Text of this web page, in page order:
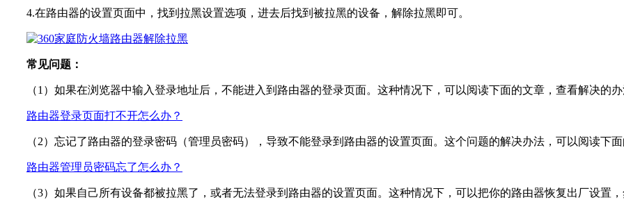
4.在路由器的设置页面中，找到拉黑设置选项，进去后找到被拉黑的设备，解除拉黑即可。
常见问题：
（1）如果在浏览器中输入登录地址后，不能进入到路由器的登录页面。这种情况下，可以阅读下面的文章，查看解决的
路由器登录页面打不开怎么办？
（2）忘记了路由器的登录密码（管理员密码），导致不能登录到路由器的设置页面。这个问题的解决办法，可以阅读下
路由器管理员密码忘了怎么办？
（3）如果自己所有设备都被拉黑了，或者无法登录到路由器的设置页面。这种情况下，可以把你的路由器恢复出厂设置